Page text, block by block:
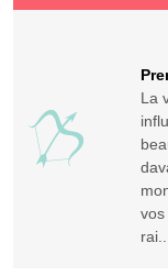
La
rai...